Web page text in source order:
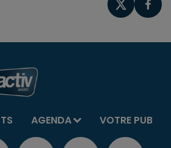
AGENDA VOTRE PUB